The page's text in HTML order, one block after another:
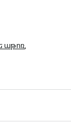
աթոռ,